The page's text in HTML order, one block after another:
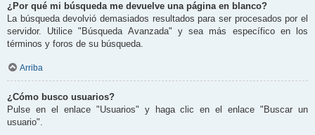
¿Por qué mi búsqueda me devuelve una página en blanco?
La búsqueda devolvió demasiados resultados para ser procesados por el
servidor. Utilice "Búsqueda Avanzada" y sea más específico en los
términos y foros de su búsqueda.
Arriba
¿Cómo busco usuarios?
Pulse en el enlace "Usuarios" y haga clic en el enlace "Buscar un
usuario".